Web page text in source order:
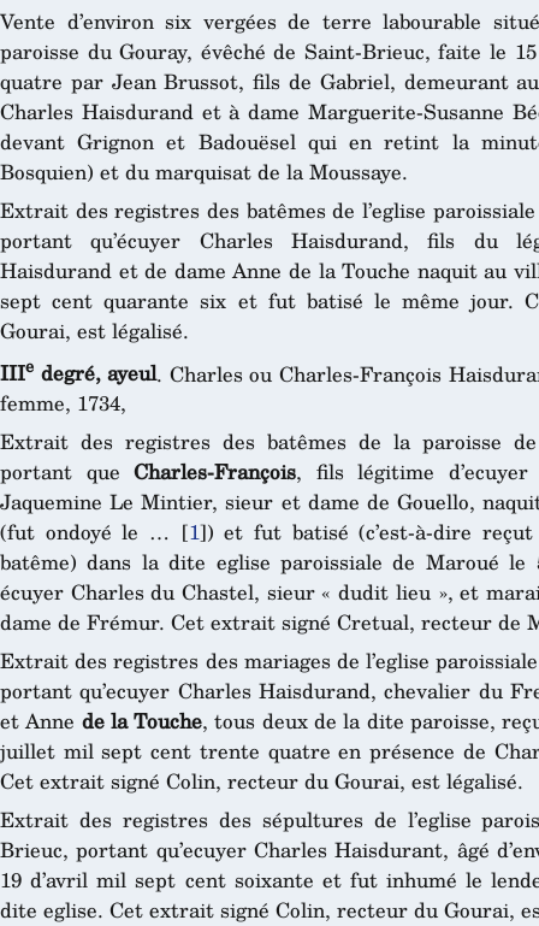
Vente d’environ six vergées de terre labourable
paroisse du Gouray, évêché de Saint-Brieuc, faite le
quatre par Jean Brussot, fils de Gabriel, demeurant
Charles Haisdurand et à dame Marguerite-Susanne
devant Grignon et Badouësel qui en retint la
Bosquien) et du marquisat de la Moussaye.
Extrait des registres des batêmes de l’eglise
portant qu’écuyer Charles Haisdurand, fils du
Haisdurand et de dame Anne de la Touche naquit au
sept cent quarante six et fut batisé le même jour.
Gourai, est légalisé.
IIIe degré, ayeul. Charles ou Charles-François
femme, 1734,
Extrait des registres des batêmes de la paroisse
portant que Charles-François, fils légitime
Jaquemine Le Mintier, sieur et dame de Gouello,
(fut ondoyé le … [1]) et fut batisé (c’est-à-dire
batême) dans la dite eglise paroissiale de Maroué
écuyer Charles du Chastel, sieur « dudit lieu », et
dame de Frémur. Cet extrait signé Cretual, recteur de
Extrait des registres des mariages de l’eglise
portant qu’ecuyer Charles Haisdurand, chevalier du
et Anne de la Touche, tous deux de la dite paroisse,
juillet mil sept cent trente quatre en présence de
Cet extrait signé Colin, recteur du Gourai, est légalisé.
Extrait des registres des sépultures de l’eglise
Brieuc, portant qu’ecuyer Charles Haisdurant, âgé
19 d’avril mil sept cent soixante et fut inhumé le
dite eglise. Cet extrait signé Colin, recteur du Gourai,